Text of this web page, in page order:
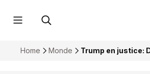
Home Monde Trump en justice: